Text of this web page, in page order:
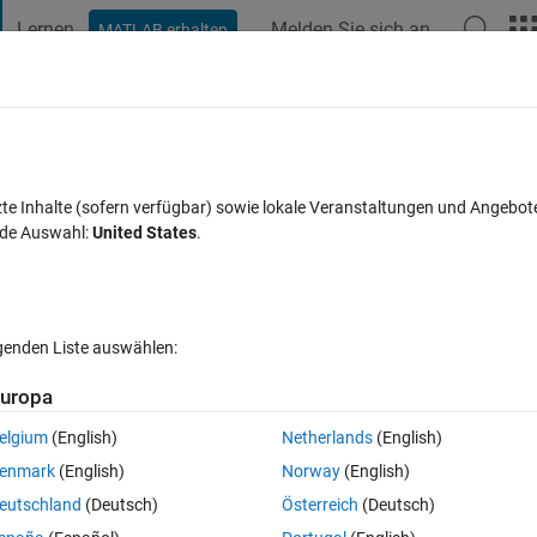
Lernen MATLAB erhalten Melden Sie sich an
to a function output?
In MATLAB Online öffnen 0 Stimmen
which returns lots of outputs. I want to assign an index value for
like:
Inhalte (sofern verfügbar) sowie lokale Veranstaltungen und
Auswahl:United States.
Liste auswählen:
(English)
(English)
(Deutsch)
Netherlands(English)
Norway(English)
Österreich (Deutsch)